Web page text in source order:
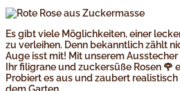
Es gibt viele Möglichkeiten, einer
zu verleihen. Denn bekanntlich zählt
Auge isst mit! Mit unserem Ausstecher
Ihr filigrane und zuckersüße Rosen 🌹
Probiert es aus und zaubert
dem Garten.